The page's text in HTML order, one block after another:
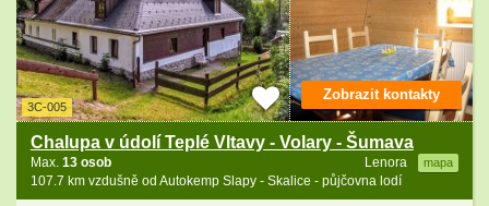
3C-005
Chalupa v údolí Teplé Vltavy - Volary - Šumava
Lenora mapa
Max. 13 osob
107.7 km vzdušně od Autokemp Slapy - Skalice - půjčovna lodí
Zobrazit kontakty